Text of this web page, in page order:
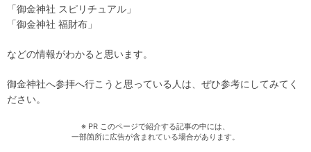
「御金神社 スピリチュアル」
「御金神社 福財布」
などの情報がわかると思います。
御金神社へ参拝へ行こうと思っている人は、ぜひ参考にしてみてく
ださい。
※ PR このページで紹介する記事の中には、
一部箇所に広告が含まれている場合があります。